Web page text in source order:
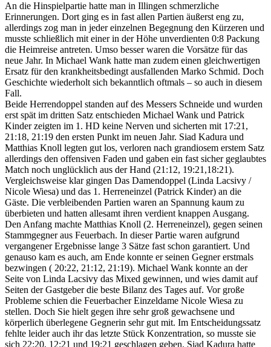
An die Hinspielpartie hatte man in Illingen schmerzliche
Erinnerungen. Dort ging es in fast allen Partien äußerst eng zu,
allerdings zog man in jeder einzelnen Begegnung den Kürzeren und
musste schließlich mit einer in der Höhe unverdienten 0:8 Packung
die Heimreise antreten. Umso besser waren die Vorsätze für das
neue Jahr. In Michael Wank hatte man zudem einen gleichwertigen
Ersatz für den krankheitsbedingt ausfallenden Marko Schmid. Doch
Geschichte wiederholt sich bekanntlich oftmals – so auch in diesem
Fall.
Beide Herrendoppel standen auf des Messers Schneide und wurden
erst spät im dritten Satz entschieden Michael Wank und Patrick
Kinder zeigten im 1. HD keine Nerven und sicherten mit 17:21,
21:18, 21:19 den ersten Punkt im neuen Jahr. Siad Kadura und
Matthias Knoll legten gut los, verloren nach grandiosem erstem Satz
allerdings den offensiven Faden und gaben ein fast sicher geglaubtes
Match noch unglücklich aus der Hand (21:12, 19:21,18:21).
Vergleichsweise klar gingen Das Damendoppel (Linda Lacsivy /
Nicole Wiesa) und das 1. Herreneinzel (Patrick Kinder) an die
Gäste. Die verbleibenden Partien waren an Spannung kaum zu
überbieten und hatten allesamt ihren verdient knappen Ausgang.
Den Anfang machte Matthias Knoll (2. Herreneinzel), gegen seinen
Stammgegner aus Feuerbach. In dieser Partie waren aufgrund
vergangener Ergebnisse lange 3 Sätze fast schon garantiert. Und
genauso kam es auch, am Ende konnte er seinen Gegner erstmals
bezwingen ( 20:22, 21:12, 21:19). Michael Wank konnte an der
Seite von Linda Lacsivy das Mixed gewinnen, und wies damit auf
Seiten der Gastgeber die beste Bilanz des Tages auf. Vor große
Probleme schien die Feuerbacher Einzeldame Nicole Wiesa zu
stellen. Doch Sie hielt gegen ihre sehr groß gewachsene und
körperlich überlegene Gegnerin sehr gut mit. Im Entscheidungssatz
fehlte leider auch ihr das letzte Stück Konzentration, so musste sie
sich 22:20, 12:21 und 19:21 geschlagen geben. Siad Kadura hatte